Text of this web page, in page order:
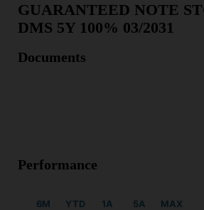
GUARANTEED NOTE
DMS 5Y 100% 03/2031
Documents
Performance
6M YTD 1A 5A MAX